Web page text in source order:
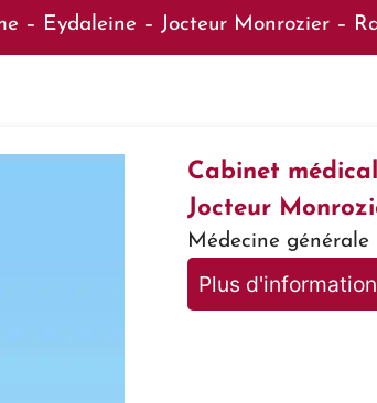
– Eydaleine – Jocteur Monrozier –
Cabinet
Jocteur
Médecine générale
Plus